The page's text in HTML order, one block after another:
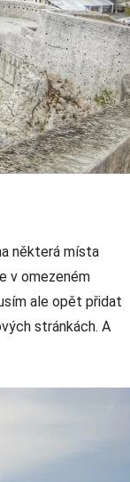
některá místa
v omezeném
ale opět přidat
stránkách. A